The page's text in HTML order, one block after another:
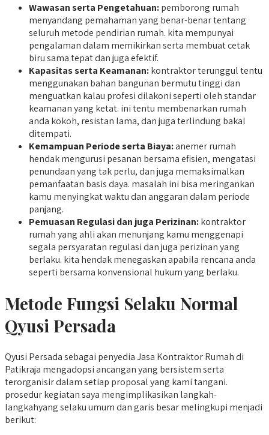
Wawasan serta Pengetahuan:pemborong rumah
menyandang pemahaman yang benar-benar tentang
seluruh metode pendirian rumah. kita mempunyai
pengalaman dalam memikirkan serta membuat cetak
biru sama tepat dan juga efektif.
Kapasitas serta Keamanan:kontraktor terunggul tentu
menggunakan bahan bangunan bermutu tinggi dan
menguatkan kalau profesi dilakoni seperti oleh standar
keamanan yang ketat. ini tentu membenarkan rumah
anda kokoh, resistan lama, dan juga terlindung bakal
ditempati.
Kemampuan Periode serta Biaya:anemer rumah
hendak mengurusi pesanan bersama efisien, mengatasi
penundaan yang tak perlu, dan juga memaksimalkan
pemanfaatan basis daya. masalah ini bisa meringankan
kamu menyingkat waktu dan anggaran dalam periode
panjang.
Pemuasan Regulasi dan juga Perizinan:kontraktor
rumah yang ahli akan menunjang kamu menggenapi
segala persyaratan regulasi dan juga perizinan yang
berlaku. kita hendak menegaskan apabila rencana anda
seperti bersama konvensional hukum yang berlaku.
Metode Fungsi Selaku Normal
Qyusi Persada
Qyusi Persada sebagai penyedia Jasa Kontraktor Rumah di
Patikraja mengadopsi ancangan yang bersistem serta
terorganisir dalam setiap proposal yang kami tangani.
prosedur kegiatan saya mengimplikasikan langkah-
langkahyang selaku umum dan garis besar melingkupi menjadi
berikut: